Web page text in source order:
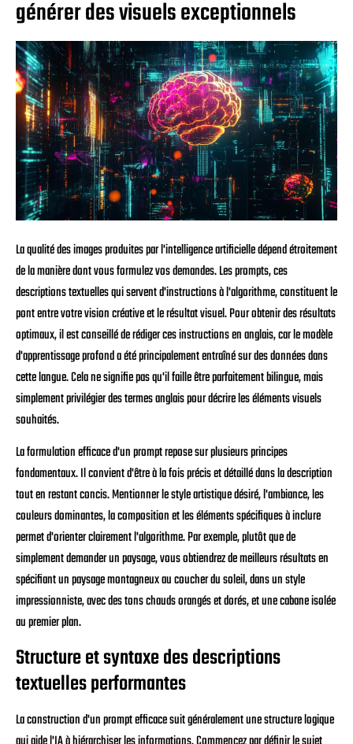
générer des visuels exceptionnels
La qualité des images produites par l'intelligence artificielle dépend étroitement
de la manière dont vous formulez vos demandes. Les prompts, ces
descriptions textuelles qui servent d'instructions à l'algorithme, constituent le
pont entre votre vision créative et le résultat visuel. Pour obtenir des résultats
optimaux, il est conseillé de rédiger ces instructions en anglais, car le modèle
d'apprentissage profond a été principalement entraîné sur des données dans
cette langue. Cela ne signifie pas qu'il faille être parfaitement bilingue, mais
simplement privilégier des termes anglais pour décrire les éléments visuels
souhaités.
La formulation efficace d'un prompt repose sur plusieurs principes
fondamentaux. Il convient d'être à la fois précis et détaillé dans la description
tout en restant concis. Mentionner le style artistique désiré, l'ambiance, les
couleurs dominantes, la composition et les éléments spécifiques à inclure
permet d'orienter clairement l'algorithme. Par exemple, plutôt que de
simplement demander un paysage, vous obtiendrez de meilleurs résultats en
spécifiant un paysage montagneux au coucher du soleil, dans un style
impressionniste, avec des tons chauds orangés et dorés, et une cabane isolée
au premier plan.
Structure et syntaxe des descriptions
textuelles performantes
La construction d'un prompt efficace suit généralement une structure logique